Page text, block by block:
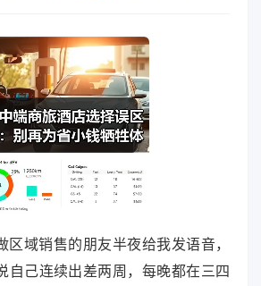
区域销售的朋友半夜给我发语音，
自己连续出差两周，每晚都在三四